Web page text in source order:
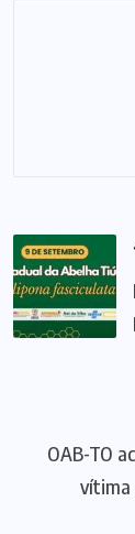
OAB-TO
vítima